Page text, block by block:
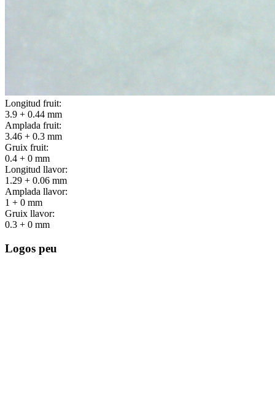
Longitud fruit:
3.9 + 0.44 mm
Amplada fruit:
3.46 + 0.3 mm
Gruix fruit:
0.4 + 0 mm
Longitud llavor:
1.29 + 0.06 mm
Amplada llavor:
1 + 0 mm
Gruix llavor:
0.3 + 0 mm
Logos peu